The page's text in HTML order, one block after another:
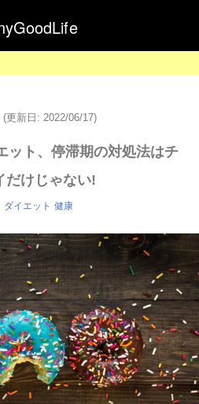
(更新日: 2022/06/17)
ット、停滞期の対処法はチ
だけじゃない!
ダイエット 健康